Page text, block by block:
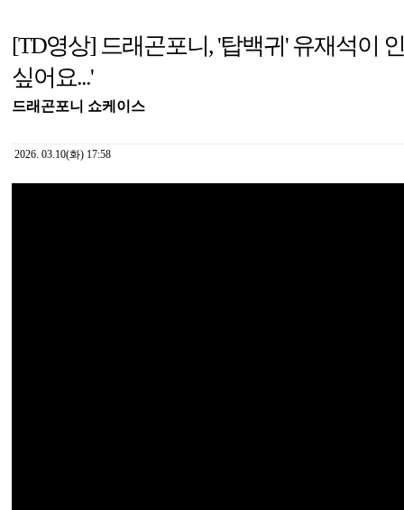
[TD영상] 드래곤포니, '탑백귀' 유재석이
싶어요...'
드래곤포니 쇼케이스
2026. 03.10(화) 17:58